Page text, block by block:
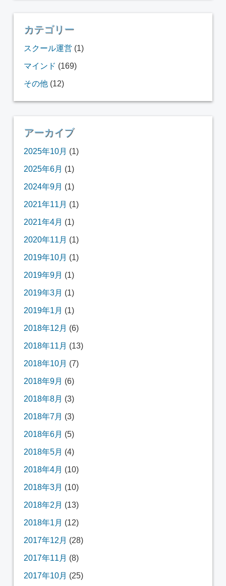
カテゴリー
スクール運営 (1)
マインド (169)
その他(12)
アーカイブ
2025年10月 (1)
2025年6月 (1)
2024年9月 (1)
2021年11月 (1)
2021年4月 (1)
2020年11月 (1)
2019年10月 (1)
2019年9月 (1)
2019年3月 (1)
2019年1月 (1)
2018年12月 (6)
2018年11月 (13)
2018年10月 (7)
2018年9月 (6)
2018年8月 (3)
2018年7月 (3)
2018年6月 (5)
2018年5月 (4)
2018年4月 (10)
2018年3月 (10)
2018年2月 (13)
2018年1月 (12)
2017年12月 (28)
2017年11月 (8)
2017年10月 (25)